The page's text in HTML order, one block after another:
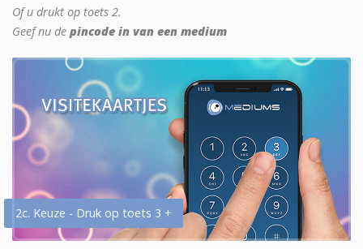
Of u drukt op toets 2.
Geef nu de pincode in van een medium
2c. Keuze - Druk op toets 3 +